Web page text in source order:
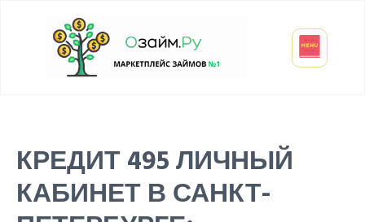
КРЕДИТ 495 ЛИЧНЫЙ
КАБИНЕТ В САНКТ-